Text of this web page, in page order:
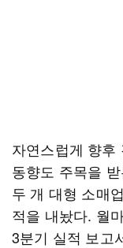
자연스럽게 향후
동향도 주목을
두 개 대형 소매
적을 내놨다. 월
3분기 실적 보고